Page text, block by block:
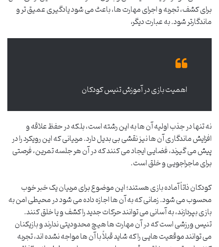
برای کشف، تجربه و اجرای مهارت ها، باعث می شود یادگیری عمیق تر و
ماندگارتر شود. به عبارت دیگر،
اهمیت بازی در آموزش تنیس کودکان
نه تنها در جذب اولیه آن ها به این رشته است، بلکه در حفظ علاقه و
افزایش ماندگاری آن ها نیز نقشی بی بدیل دارد. مربیانی که این رویکرد را در
پیش می گیرند، فضایی ایجاد می کنند که در آن هر جلسه تمرین، فرصتی
برای ماجراجویی و خلق است.
کودکان ذاتاً آماده بازی هستند؛ این موضوع برای مربیان یک خبر خوب
محسوب می شود. زمانی که به آن ها اجازه داده می شود در محیطی امن به
بازی بپردازند، به آسانی می توانند حرکات جدید را کشف و یا خلق کنند.
تنیس ورزشی است که در آن مهارت ها هیچ محدودیتی ندارند و بازیکنان
می توانند موقعیت هایی را که شاید قبلاً با آن ها مواجه نشده اند، تجربه